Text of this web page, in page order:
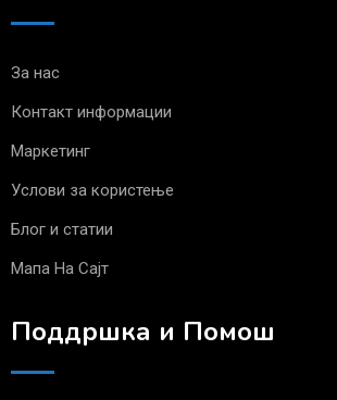
За нас
Контакт информации
Маркетинг
Услови за користење
Блог и статии
Мапа На Сајт
Поддршка и Помош